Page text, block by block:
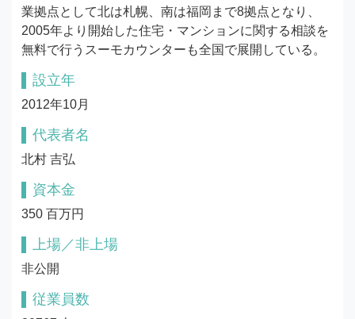
業拠点として北は札幌、南は福岡まで8拠点となり、
2005年より開始した住宅・マンションに関する相談を
無料で行うスーモカウンターも全国で展開している。
設立年
2012年10月
代表者名
北村 吉弘
資本金
350 百万円
上場／非上場
非公開
従業員数